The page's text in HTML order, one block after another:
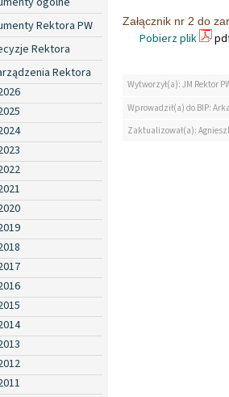
Rektora PW
Rektora
Rektora
Załącznik nr 2 do
Pobierz plik
Wytworzył(a): JM Rektor
Wprowadził(a) do BIP:
Zaktualizował(a):